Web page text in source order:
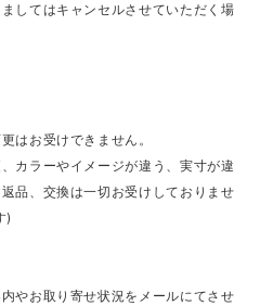
してはキャンセルさせていただく場
はお受けできません。
カラーやイメージが違う、実寸が違
品、交換は一切お受けしておりませ
)
やお取り寄せ状況をメールにてさせ